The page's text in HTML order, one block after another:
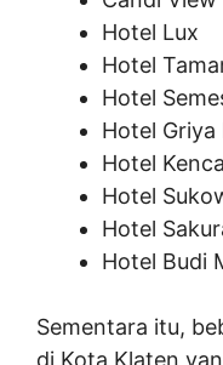
Hotel Lux
Hotel
Hotel
Hotel Griya
Hotel
Hotel
Hotel
Hotel Budi
Sementara itu,
di Kota Klaten